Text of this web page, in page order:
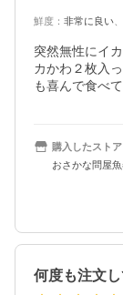
鮮度 ： 非常に良い
突然無性にイ
カかわ２枚入
も喜んで食べ
購入したストア
おさかな問屋魚